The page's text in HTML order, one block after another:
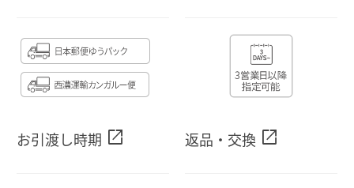
お引渡し時期 open_in_new 返品・交換 open_in_new